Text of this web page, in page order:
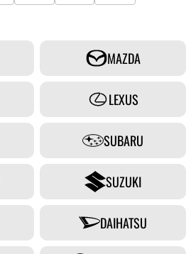
MAZDA
LEXUS
SUBARU
SUZUKI
DAIHATSU